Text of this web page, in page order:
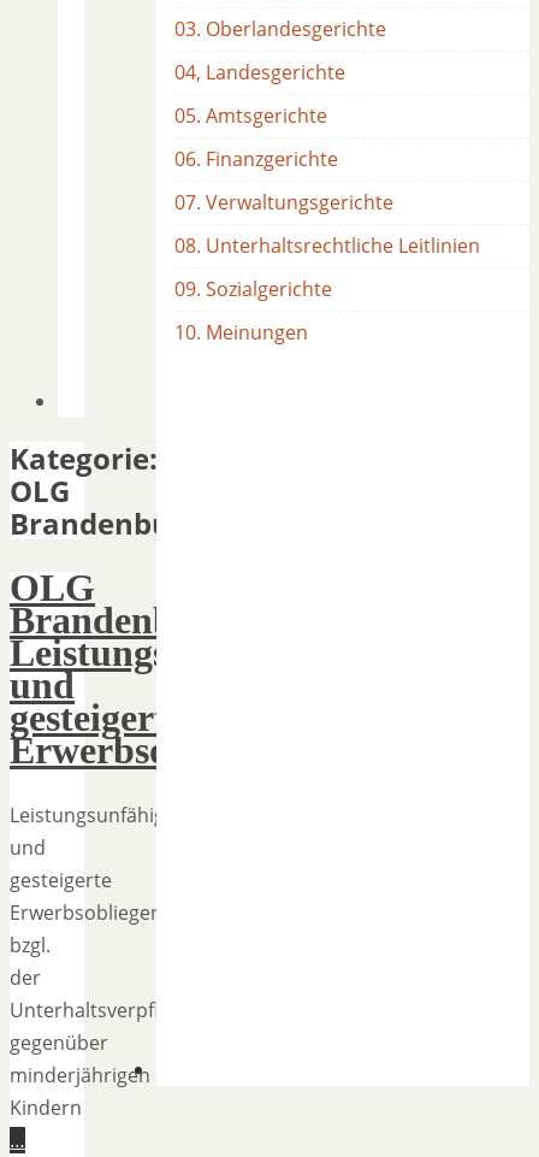
Kategorie:
OLG
Brandenburg
OLG
Brandenburg:
Leistungsunfähigkeit
und
gesteigerte
Erwerbsobliegenheit
Leistungsunfähigkeit
und
gesteigerte
Erwerbsobliegenheit
bzgl.
der
Unterhaltsverpflichtung
gegenüber
minderjährigen
Kindern
…
03. Oberlandesgerichte
04, Landesgerichte
05. Amtsgerichte
06. Finanzgerichte
07. Verwaltungsgerichte
08. Unterhaltsrechtliche Leitlinien
09. Sozialgerichte
10. Meinungen